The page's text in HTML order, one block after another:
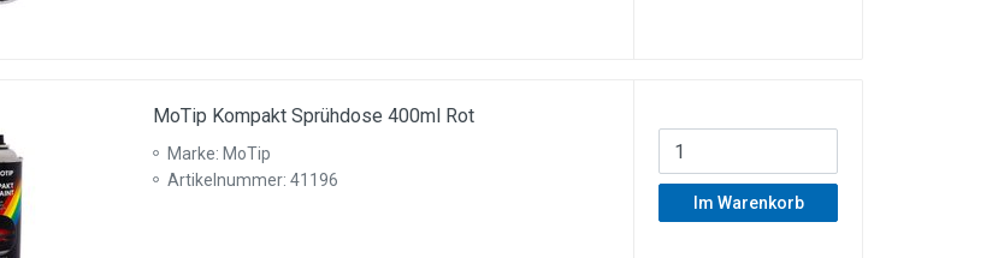
MoTip Kompakt Sprühdose 400ml Rot
Marke: MoTip
Artikelnummer: 41196
Im Warenkorb